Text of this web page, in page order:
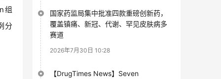
组
分
国家药监局集中批准四款重磅创新药，
覆盖镇痛、新冠、代谢、罕见皮肤病多
赛道
2026年7月30日 10:28
【DrugTimes News】Seven